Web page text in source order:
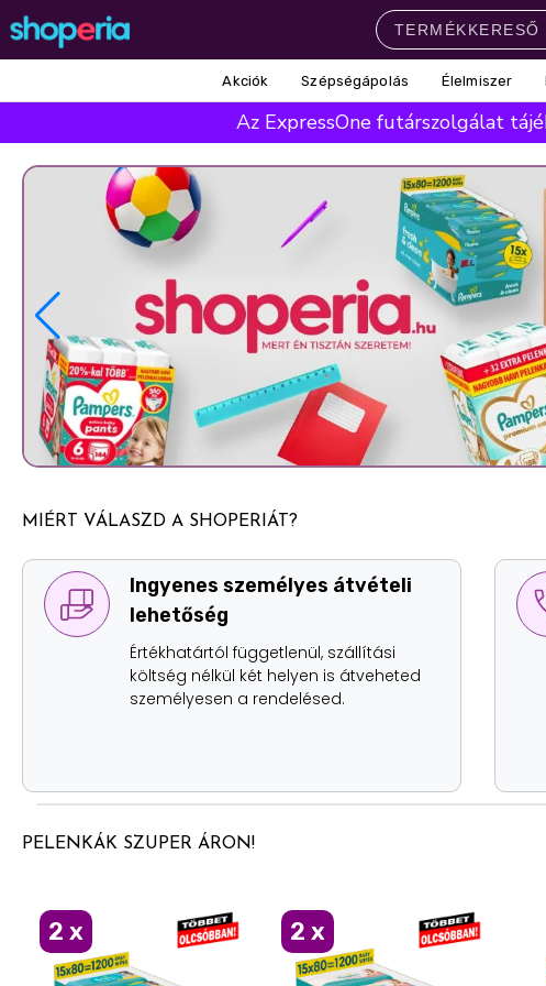
Élelmiszer
Mosás Mosogatás Takarítás
Baba-mama Háztartás
Népszerű márkák
Lenor
Silan
Népszerű keresések
leukoplast ariel lenor finish
pampers
Akciók Szépségápolás Élelmiszer
Az ExpressOne futárszolgálat
MIÉRT VÁLASZD A SHOPERIÁT?
Ingyenes személyes átvételi
lehetőség
Értékhatártól függetlenül, szállítási
költség nélkül két helyen is átveheted
személyesen a rendelésed.
PELENKÁK SZUPER ÁRON!
2 x 2 x